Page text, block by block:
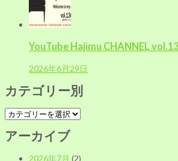
YouTube Hajimu CHANNEL
2026年6月29日
カテゴリー別
カ
ゴ
アーカイブ
2026年7月 (2)